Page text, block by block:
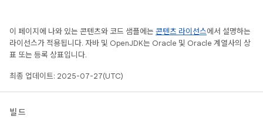
이 페이지에 나와 있는 콘텐츠와 코드 샘플에는 콘텐츠 라이선스에서 설명하는
라이선스가 적용됩니다. 자바 및 OpenJDK는 Oracle 및 Oracle 계열사의 상
표 또는 등록 상표입니다.
최종 업데이트: 2025-07-27(UTC)
빌드